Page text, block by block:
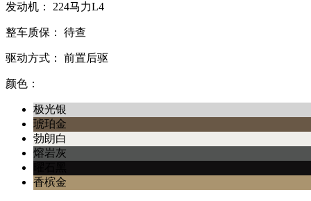
发动机： 224马力L4
整车质保： 待查
驱动方式： 前置后驱
颜色：
极光银
琥珀金
勃朗白
熔岩灰
香槟金